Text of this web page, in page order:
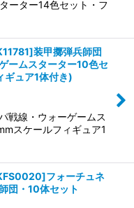
ーター14色セット・フ
装甲擲弾兵師団
ームスターター10色セ
ュア1体付き)
戦線・ウォーゲームス
スケールフィギュア1
フォーチュネ
団・10体セット